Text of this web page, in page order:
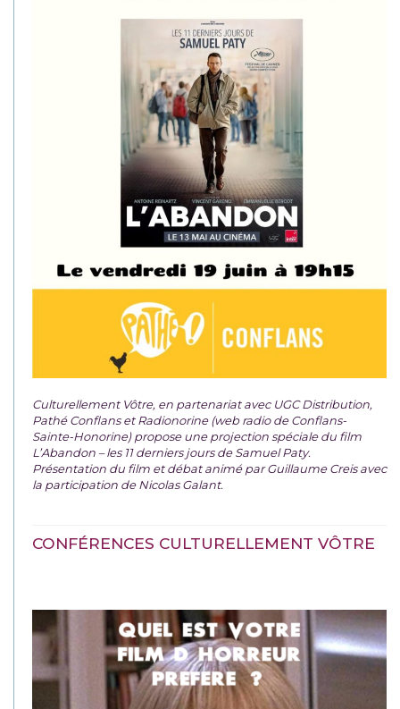
Culturellement Vôtre, en partenariat avec UGC Distribution,
Pathé Conflans et Radionorine (web radio de Conflans-
Sainte-Honorine) propose une projection spéciale du film
L’Abandon – les 11 derniers jours de Samuel Paty.
Présentation du film et débat animé par Guillaume Creis avec
la participation de Nicolas Galant.
CONFÉRENCES CULTURELLEMENT VÔTRE